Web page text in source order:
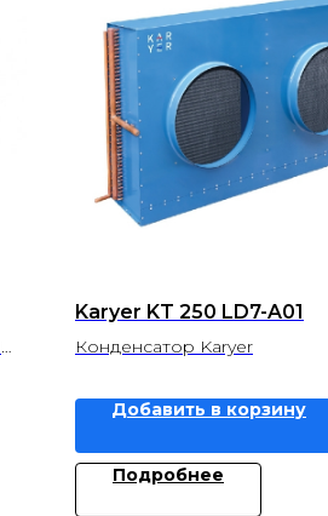
Karyer KT 250 LD7-A01
Конденсатор Karyer
Добавить в корзину
Подробнее